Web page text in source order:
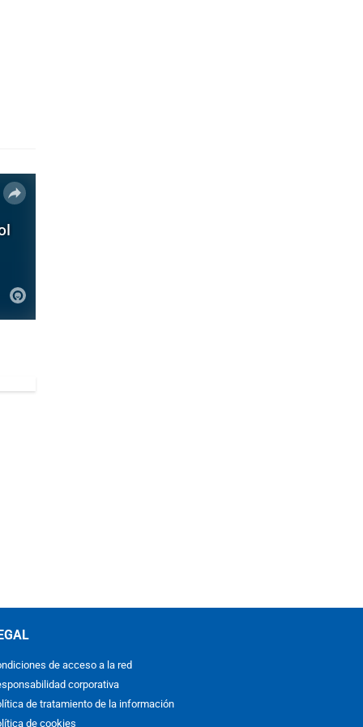
de acceso a la red
corporativa
de tratamiento de la información
de cookies